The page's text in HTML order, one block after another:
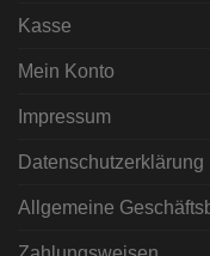
Kasse
Mein Konto
Impressum
Datenschutzerklärung
Allgemeine